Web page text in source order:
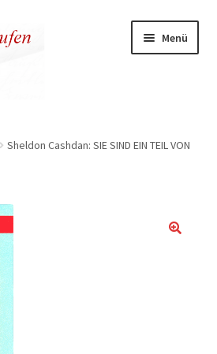
Menü
Sheldon Cashdan: SIE SIND EIN TEIL VON